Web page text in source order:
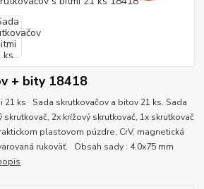
+ bity 18418
21 ks Sada skrutkovačov a bitov 21 ks. Sada
2x krížový skrutkovač, 1x skrutkovač
plastovom púzdre, CrV, magnetická
rukoväť. Obsah sady : 4.0x75 mm